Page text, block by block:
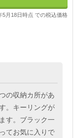
月18日時点 での税込価格
の収納カ所があ
。キーリングが
す。ブラック一
てお気に入りで